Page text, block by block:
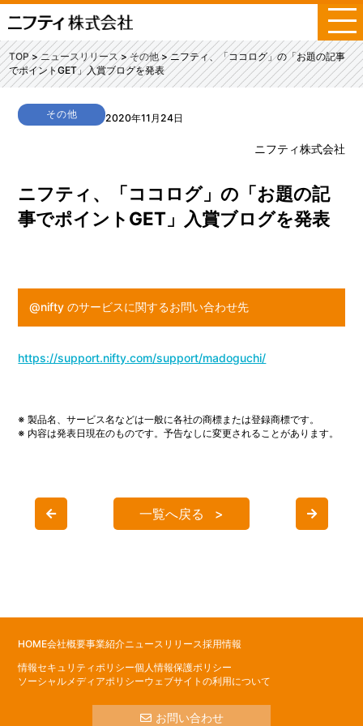
メ
ニ
ュ
ー
TOP ニュースリリース その他
ニフティ、「ココログ」の「お題の記事
でポイントGET」入賞ブログを発表
その他 2020年11月24日
ニフティ株式会社
ニフティ、「ココログ」の「お題の記
事でポイントGET」入賞ブログを発表
@nifty のサービスに関するお問い合わせ先
https://support.nifty.com/support/madoguchi/
※ 製品名、サービス名などは一般に各社の商標または登録商標です。
※ 内容は発表日現在のものです。予告なしに変更されることがあります。
一覧へ戻る
HOME会社概要事業紹介ニュースリリース採用情報
情報セキュリティポリシー個人情報保護ポリシー
ソーシャルメディアポリシーウェブサイトの利用について
お問い合わせ